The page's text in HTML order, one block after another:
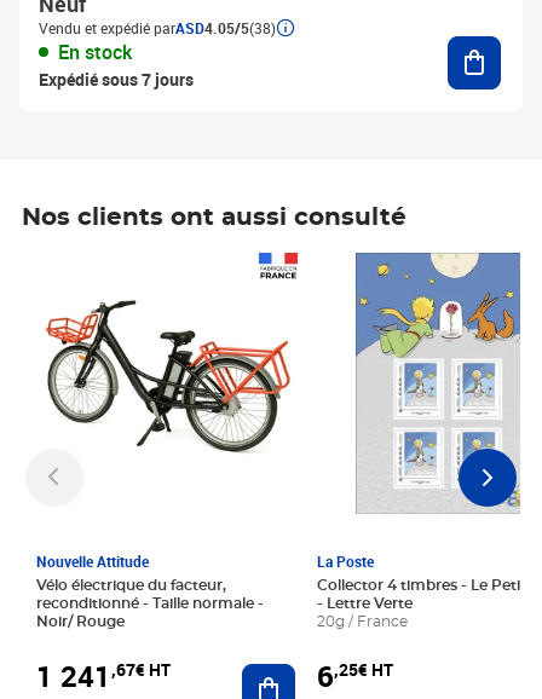
Vendu et expédié parASD4.05/5(38)
En stock
Expédié sous 7 jours
Nos clients ont aussi consulté
Nouvelle Attitude
Vélo électrique du facteur,
reconditionné - Taille normale -
Noir/ Rouge
1 241 ,67€ HT Ajouter au panier
La Poste
Collector 4 timbres - Le Petit
- Lettre Verte
20g / France
6,25€ HT
Prix 6,25€ HT